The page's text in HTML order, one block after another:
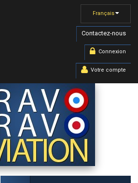
Français
Contactez-nous
Connexion
Votre compte